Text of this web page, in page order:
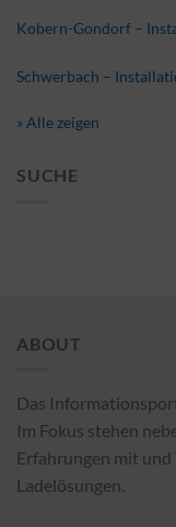
Kobern-Gondorf –
Schwerbach –
» Alle zeigen
SUCHE
ABOUT
Das
Im Fokus stehen
Erfahrungen mit
Ladelösungen.